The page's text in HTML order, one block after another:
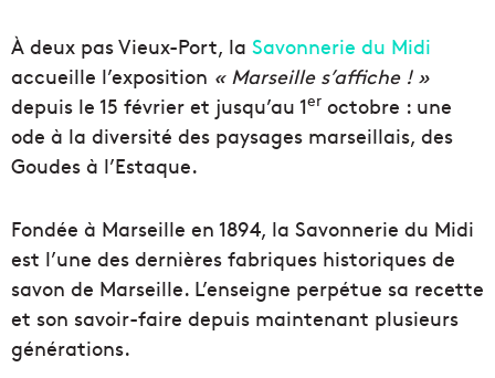
À deux pas Vieux-Port, la Savonnerie du Midi
accueille l’exposition « Marseille s’affiche ! »
depuis le 15 février et jusqu’au 1er octobre : une
ode à la diversité des paysages marseillais, des
Goudes à l’Estaque.
Fondée à Marseille en 1894, la Savonnerie du Midi
est l’une des dernières fabriques historiques de
savon de Marseille. L’enseigne perpétue sa recette
et son savoir-faire depuis maintenant plusieurs
générations.